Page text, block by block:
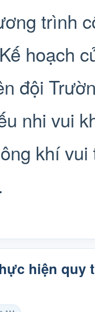
trình
hoạch
đội
nhi vui
khí
hiện quy